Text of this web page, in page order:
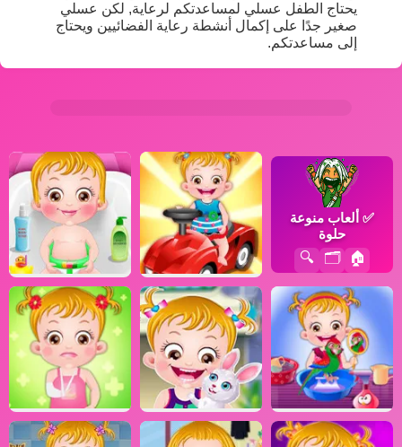
يحتاج الطفل عسلي لمساعدتكم لرعاية, لكن عسلي
صغير جدًا على إكمال أنشطة رعاية الفضائيين ويحتاج
إلى مساعدتكم.
✅ ألعاب منوعة
حلوة
🏠
🗂️
🔍